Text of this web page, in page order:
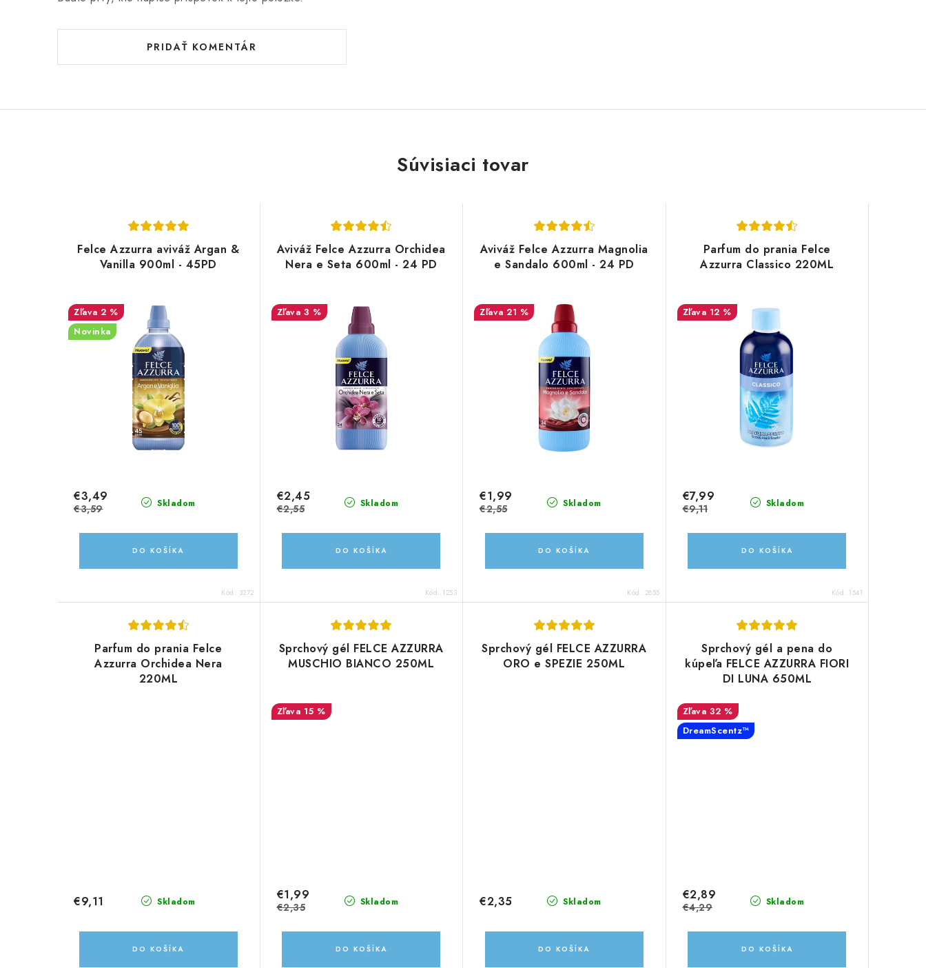
PRIDAŤ KOMENTÁR
Súvisiaci tovar
Felce Azzurra aviváž Argan &
Vanilla 900ml - 45PD
2 %
Novinka
Skladom
€3,49
€3,59
DO KOŠÍKA
Kód: 3272
Aviváž Felce Azzurra Orchidea
Nera e Seta 600ml - 24 PD
3 %
Skladom
€2,45
€2,55
DO KOŠÍKA
Kód: 1253
Aviváž Felce Azzurra Magnolia
e Sandalo 600ml - 24 PD
21 %
Skladom
€1,99
€2,55
DO KOŠÍKA
Kód: 2855
Parfum do prania Felce
Azzurra Classico 220ML
12 %
Skladom
€7,99
€9,11
DO KOŠÍKA
Kód: 1541
Parfum do prania Felce
Azzurra Orchidea Nera
220ML
Skladom
€9,11
DO KOŠÍKA
Sprchový gél FELCE AZZURRA
MUSCHIO BIANCO 250ML
15 %
Skladom
€1,99
€2,35
DO KOŠÍKA
Sprchový gél FELCE AZZURRA
ORO e SPEZIE 250ML
Skladom
€2,35
DO KOŠÍKA
Sprchový gél a pena do
kúpeľa FELCE AZZURRA FIORI
DI LUNA 650ML
32 %
DreamScentz™
Skladom
€2,89
€4,29
DO KOŠÍKA